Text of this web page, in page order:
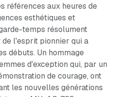
références aux heures de
esthétiques et
temps résolument
l'esprit pionnier qui a
débuts. Un hommage
d'exception qui, par un
de courage, ont
les nouvelles générations